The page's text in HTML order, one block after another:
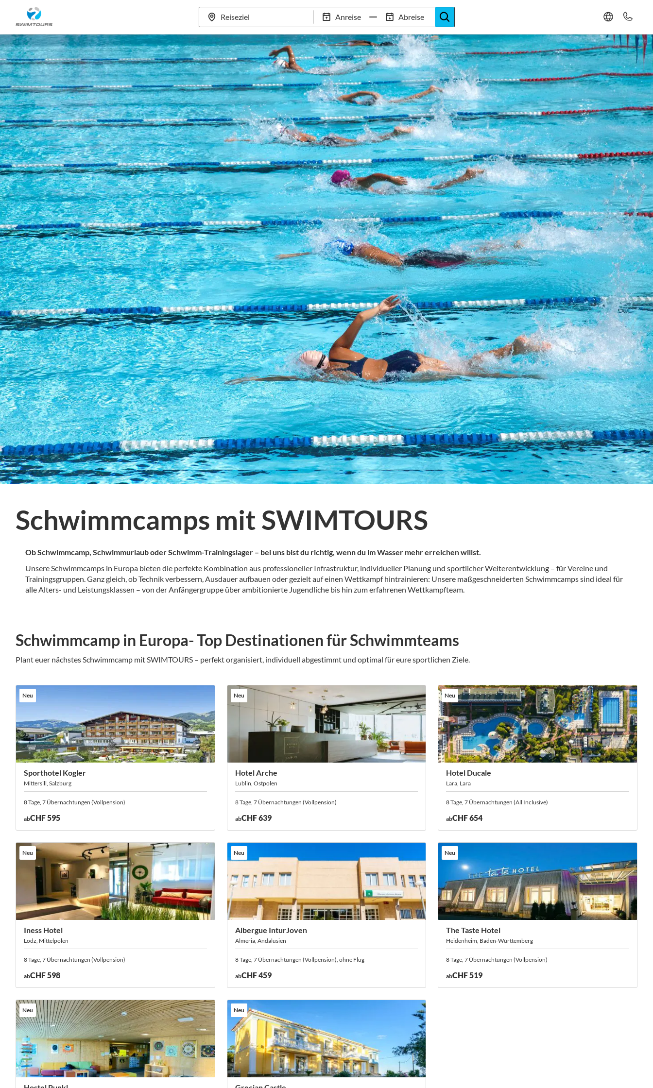
Anreise Abreise
Mehr als 80 Standorte 97,8% Weiterempfehlungsrate 20+ Jahre Trainingslager-Expertise
Schwimmcamps mit SWIMTOURS
Ob Schwimmcamp, Schwimmurlaub oder Schwimm-Trainingslager – bei uns bist du richtig, wenn du im Wasser mehr erreichen willst.
Unsere Schwimmcamps in Europa bieten die perfekte Kombination aus professioneller Infrastruktur, individueller Planung und sportlicher Weiterentwicklung – für Vereine und
Trainingsgruppen. Ganz gleich, ob Technik verbessern, Ausdauer aufbauen oder gezielt auf einen Wettkampf hintrainieren: Unsere maßgeschneiderten Schwimmcamps sind ideal für
alle Alters- und Leistungsklassen – von der Anfängergruppe über ambitionierte Jugendliche bis hin zum erfahrenen Wettkampfteam.
Schwimmcamp in Europa- Top Destinationen für Schwimmteams
Plant euer nächstes Schwimmcamp mit SWIMTOURS – perfekt organisiert, individuell abgestimmt und optimal für eure sportlichen Ziele.
Neu
Sporthotel Kogler
Mittersill, Salzburg
8 Tage, 7 Übernachtungen (Vollpension)
abCHF 595
Neu
Hotel Arche
Lublin, Ostpolen
8 Tage, 7 Übernachtungen (Vollpension)
abCHF 639
Neu
Hotel Ducale
Lara, Lara
8 Tage, 7 Übernachtungen (All Inclusive)
abCHF 654
Neu
Iness Hotel
Lodz, Mittelpolen
8 Tage, 7 Übernachtungen (Vollpension)
abCHF 598
Neu
Albergue InturJoven
Almeria, Andalusien
8 Tage, 7 Übernachtungen (Vollpension), ohne Flug
abCHF 459
Neu
The Taste Hotel
Heidenheim, Baden-Württemberg
8 Tage, 7 Übernachtungen (Vollpension)
abCHF 519
Neu Neu